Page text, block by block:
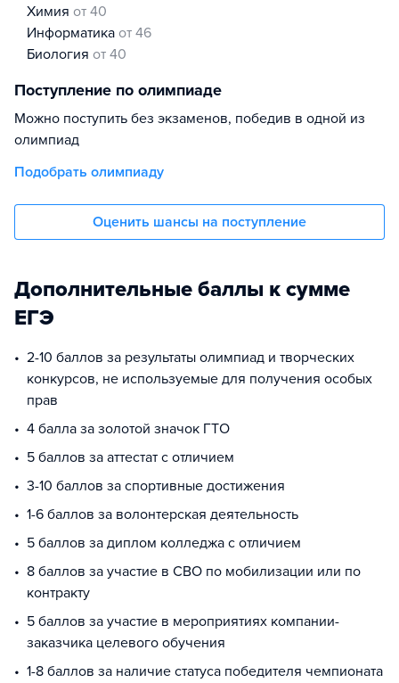
химия от 40
информатика от 46
биология от 40
Поступление по олимпиаде
Можно поступить без экзаменов, победив в одной из
олимпиад
Подобрать олимпиаду
Оценить шансы на поступление
Дополнительные баллы к сумме
ЕГЭ
2-10 баллов за результаты олимпиад и творческих
конкурсов, не используемые для получения особых
прав
4 балла за золотой значок ГТО
5 баллов за аттестат с отличием
3-10 баллов за спортивные достижения
1-6 баллов за волонтерская деятельность
5 баллов за диплом колледжа с отличием
8 баллов за участие в СВО по мобилизации или по
контракту
5 баллов за участие в мероприятиях компании-
заказчика целевого обучения
1-8 баллов за наличие статуса победителя чемпионата